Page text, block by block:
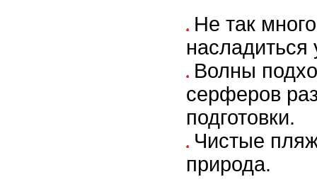
Не так
Волны
серферов
подготовки.
Чистые
природа.